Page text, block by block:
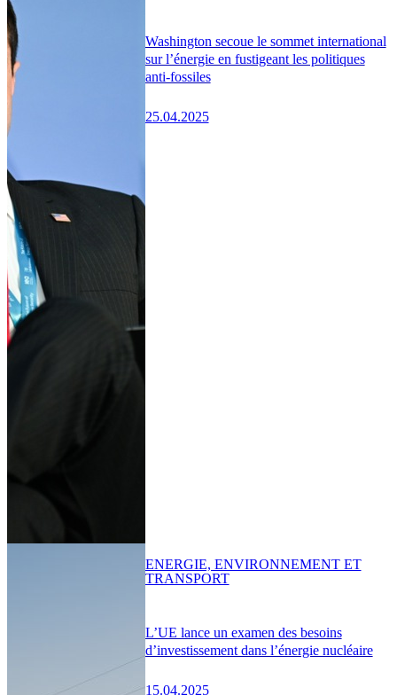
Washington secoue le sommet international
sur l’énergie en fustigeant les politiques
anti-fossiles
25.04.2025
L’UE lance un examen des besoins
d’investissement dans l’énergie nucléaire
15.04.2025
ENERGIE, ENVIRONNEMENT ET
TRANSPORT